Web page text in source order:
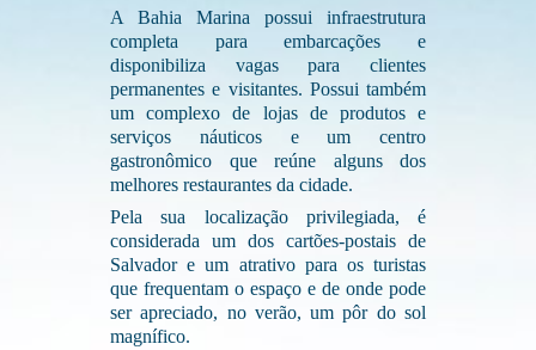
A Bahia Marina possui infraestrutura
completa para embarcações e
disponibiliza vagas para clientes
permanentes e visitantes. Possui também
um complexo de lojas de produtos e
serviços náuticos e um centro
gastronômico que reúne alguns dos
melhores restaurantes da cidade.
Pela sua localização privilegiada, é
considerada um dos cartões-postais de
Salvador e um atrativo para os turistas
que frequentam o espaço e de onde pode
ser apreciado, no verão, um pôr do sol
magnífico.